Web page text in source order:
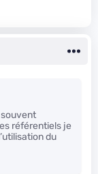
souvent
référentiels je
du